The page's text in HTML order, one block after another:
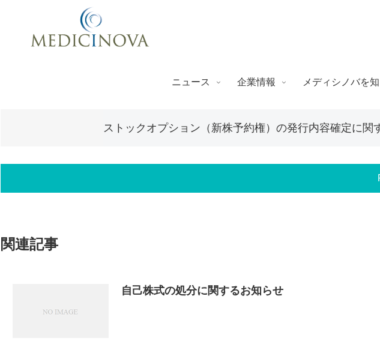
ニュース 企業情報 メディシノバを
ストックオプション（新株予約権）の発行内容確定に関
関連記事
自己株式の処分に関するお知らせ